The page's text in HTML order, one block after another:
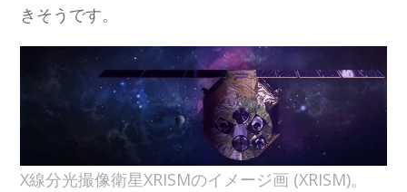
きそうです。
X線分光撮像衛星XRISMのイメージ画 (XRISM)。